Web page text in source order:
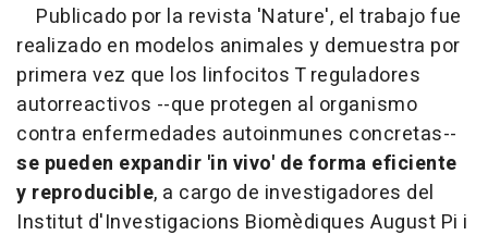
Publicado por la revista 'Nature', el trabajo fue
realizado en modelos animales y demuestra por
primera vez que los linfocitos T reguladores
autorreactivos --que protegen al organismo
contra enfermedades autoinmunes concretas--
se pueden expandir 'in vivo' de forma eficiente
y reproducible, a cargo de investigadores del
Institut d'Investigacions Biomèdiques August Pi i